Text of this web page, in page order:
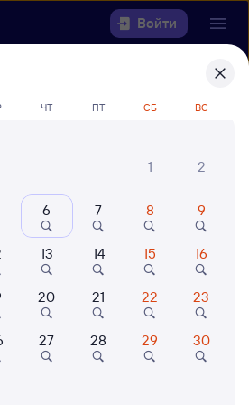
Войти
чтобы найти
— Ангарск
вас
поезда
ЧТ ПТ СБ ВС
1
2
6 7 8 9
13 14 15 16
20 21 22 23
27 28 29 30